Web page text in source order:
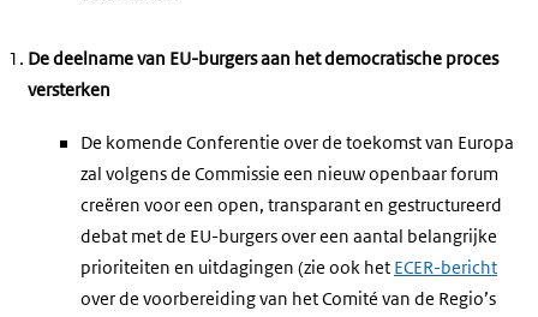
De deelname van EU-burgers aan het democratische proces
versterken
De komende Conferentie over de toekomst van Europa
zal volgens de Commissie een nieuw openbaar forum
creëren voor een open, transparant en gestructureerd
debat met de EU-burgers over een aantal belangrijke
prioriteiten en uitdagingen (zie ook het ECER-bericht
over de voorbereiding van het Comité van de Regio’s